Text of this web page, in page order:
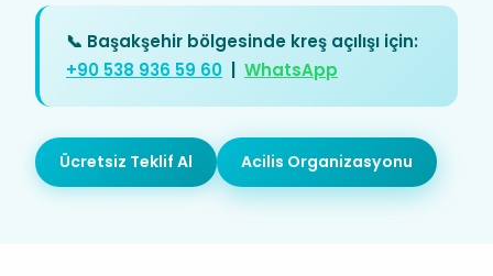
📞 Başakşehir bölgesinde kreş açılışı için:
+90 538 936 59 60 | WhatsApp
Ücretsiz Teklif Al Acilis Organizasyonu